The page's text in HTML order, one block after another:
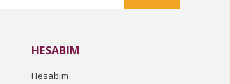
HESABIM
Hesabım